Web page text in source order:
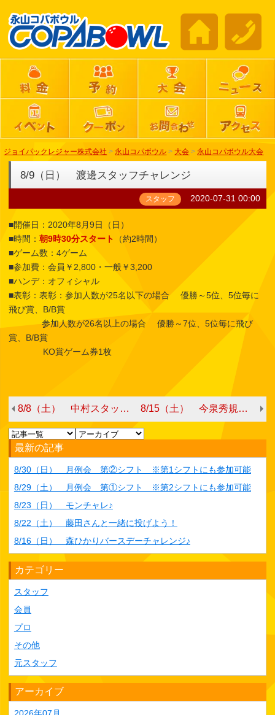
ジョイパックレジャー株式会社 > 永山コパボウル > 大会 > 永山コパボウル大会
8/9（日） 渡邊スタッフチャレンジ
スタッフ 2020-07-31 00:00
■開催日：2020年8月9日（日）
■時間： 朝9時30分スタート
（約2時間）
■ゲーム数：4ゲーム
■参加費：会員￥2,800・一般￥3,200
■ハンデ：オフィシャル
■表彰：表彰：参加人数が25名以下の場合 優勝～5位、5位毎に
飛び賞、B/B賞
参加人数が26名以上の場合 優勝～7位、5位毎に飛び
賞、B/B賞
KO賞ゲーム券1枚
8/8（土） 中村スタッフチャレンジ 8/15（土） 今泉秀規プロチャレンジ
最新の記事
8/30（日） 月例会 第②シフト ※第1シフトにも参加可能
8/29（土） 月例会 第①シフト ※第2シフトにも参加可能
8/23（日） モンチャレ♪
8/22（土） 藤田さんと一緒に投げよう！
8/16（日） 森ひかりバースデーチャレンジ♪
カテゴリー
スタッフ
会員
プロ
その他
元スタッフ
アーカイブ